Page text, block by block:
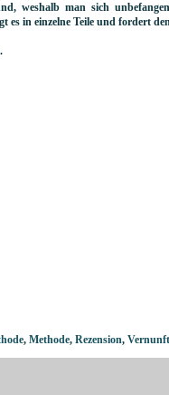
weshalb man sich
es in einzelne Teile und fordert
, Methode, Rezension, Vernunft